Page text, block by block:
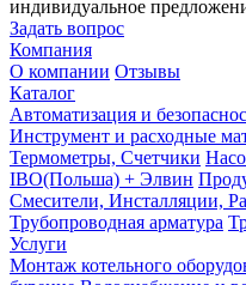
индивидуальное
Задать вопрос
Компания
О компании Отзывы
Каталог
Автоматизация и
Инструмент и расходные
Термометры, Счетчики
IBO(Польша) + Элвин
Смесители, Инсталляции,
Трубопроводная арматура
Услуги
Монтаж котельного